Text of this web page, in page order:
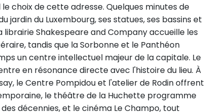
choix de cette adresse. Quelques minutes de
jardin du Luxembourg, ses statues, ses bassins et
librairie Shakespeare and Company accueille les
tandis que la Sorbonne et le Panthéon
un centre intellectuel majeur de la capitale. Le
en résonance directe avec l'histoire du lieu. À
le Centre Pompidou et l'atelier de Rodin offrent
le théâtre de la Huchette programme
décennies, et le cinéma Le Champo, tout